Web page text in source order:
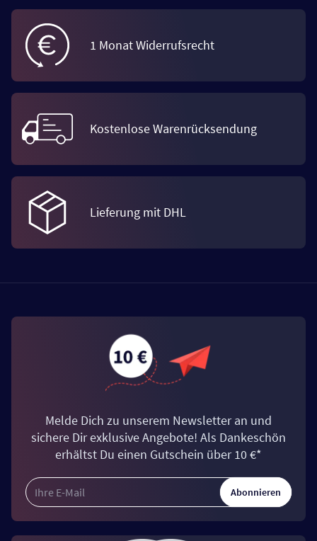
1 Monat Widerrufsrecht
Kostenlose Warenrücksendung
Lieferung mit DHL
Melde Dich zu unserem Newsletter an und
sichere Dir exklusive Angebote! Als Dankeschön
erhältst Du einen Gutschein über 10 €*
Abonnieren